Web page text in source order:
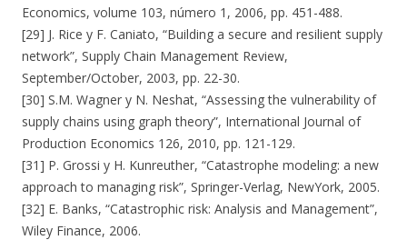
Economics, volume 103, número 1, 2006, pp. 451-488.
[29] J. Rice y F. Caniato, “Building a secure and resilient supply
network”, Supply Chain Management Review,
September/October, 2003, pp. 22-30.
[30] S.M. Wagner y N. Neshat, “Assessing the vulnerability of
supply chains using graph theory”, International Journal of
Production Economics 126, 2010, pp. 121-129.
[31] P. Grossi y H. Kunreuther, “Catastrophe modeling: a new
approach to managing risk”, Springer-Verlag, NewYork, 2005.
[32] E. Banks, “Catastrophic risk: Analysis and Management”,
Wiley Finance, 2006.